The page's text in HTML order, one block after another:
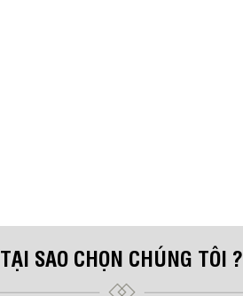
TẠI SAO CHỌN CHÚNG TÔI ?